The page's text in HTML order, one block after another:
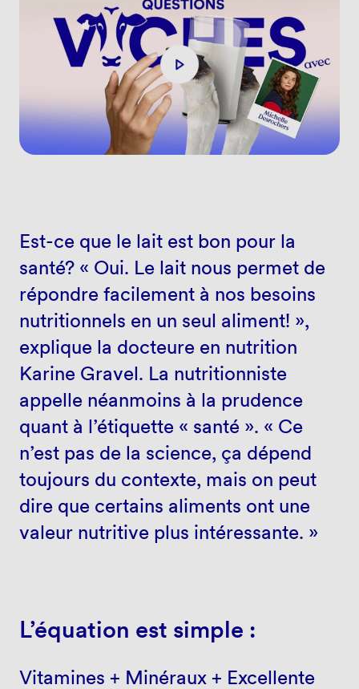
Est-ce que le lait est bon pour la
santé? « Oui. Le lait nous permet de
répondre facilement à nos besoins
nutritionnels en un seul aliment! »,
explique la docteure en nutrition
Karine Gravel. La nutritionniste
appelle néanmoins à la prudence
quant à l’étiquette « santé ». « Ce
n’est pas de la science, ça dépend
toujours du contexte, mais on peut
dire que certains aliments ont une
valeur nutritive plus intéressante. »
L’équation est simple :
Vitamines + Minéraux + Excellente